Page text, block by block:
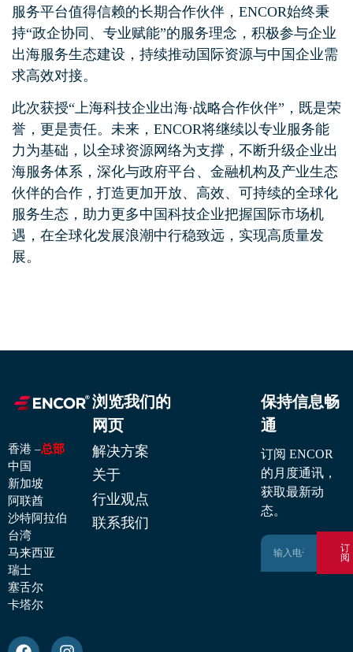
服务平台值得信赖的长期合作伙伴，ENCOR始终秉
持“政企协同、专业赋能”的服务理念，积极参与企业
出海服务生态建设，持续推动国际资源与中国企业需
求高效对接。
此次获授“上海科技企业出海·战略合作伙伴”，既是荣
誉，更是责任。未来，ENCOR将继续以专业服务能
力为基础，以全球资源网络为支撑，不断升级企业出
海服务体系，深化与政府平台、金融机构及产业生态
伙伴的合作，打造更加开放、高效、可持续的全球化
服务生态，助力更多中国科技企业把握国际市场机
遇，在全球化发展浪潮中行稳致远，实现高质量发
展。
香港 –总部
中国
新加坡
阿联酋
沙特阿拉伯
台湾
马来西亚
瑞士
塞舌尔
卡塔尔
浏览我们的
网页
解决方案
关于
行业观点
联系我们
保持信息畅
通
订阅 ENCOR
的月度通讯，
获取最新动
态。
订
阅